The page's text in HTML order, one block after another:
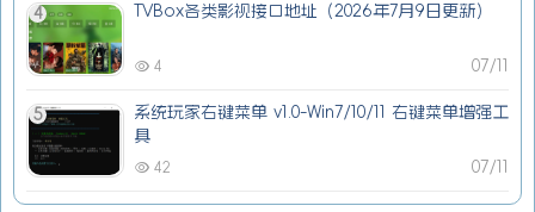
4 TVBox各类影视接口地址（2026年7月9日更新）
07/11
4
5
系统玩家右键菜单 v1.0-Win7/10/11 右键菜单增强工
具
07/11
42